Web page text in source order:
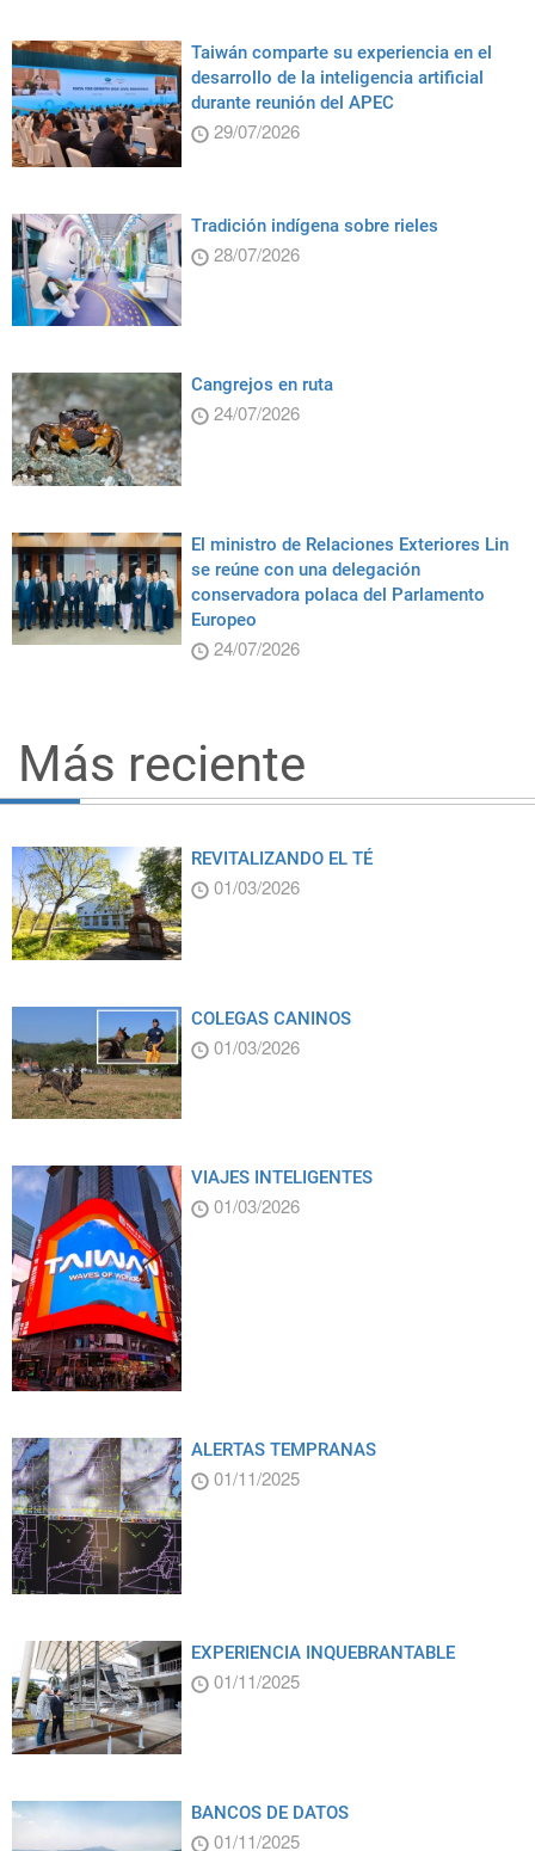
Taiwán comparte su experiencia en el
desarrollo de la inteligencia artificial
durante reunión del APEC
29/07/2026
Tradición indígena sobre rieles
28/07/2026
Cangrejos en ruta
24/07/2026
El ministro de Relaciones Exteriores Lin
se reúne con una delegación
conservadora polaca del Parlamento
Europeo
24/07/2026
Más reciente
REVITALIZANDO EL TÉ
01/03/2026
COLEGAS CANINOS
01/03/2026
VIAJES INTELIGENTES
01/03/2026
ALERTAS TEMPRANAS
01/11/2025
EXPERIENCIA INQUEBRANTABLE
01/11/2025
BANCOS DE DATOS
01/11/2025